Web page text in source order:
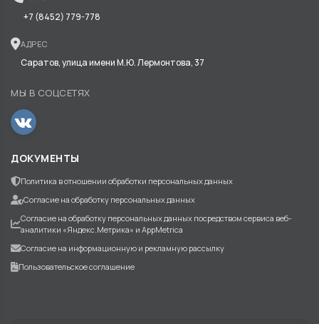
+7 (8452) 779-778
АДРЕС
Саратов, улица имени М.Ю. Лермонтова, 37
МЫ В СОЦСЕТЯХ
ДОКУМЕНТЫ
Политика в отношении обработки персональных данных
Согласие на обработку персональных данных
Согласие на обработку персональных данных посредством сервиса веб-
аналитики «Яндекс.Метрика» и AppMetrica
Согласие на информационную и рекламную рассылку
Пользовательское соглашение